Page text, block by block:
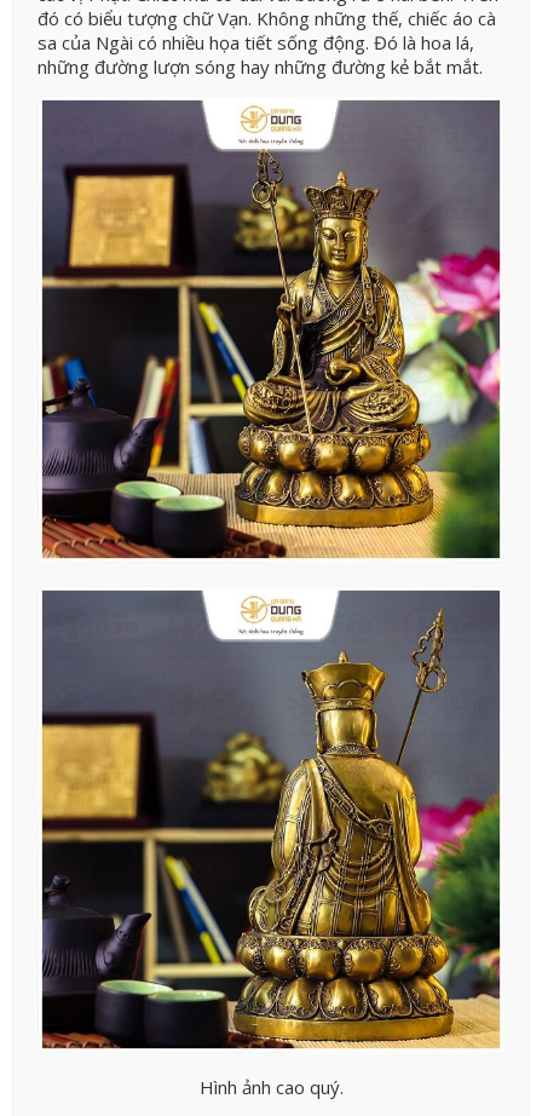
đó có biểu tượng chữ Vạn. Không những thế, chiếc áo cà
sa của Ngài có nhiều họa tiết sống động. Đó là hoa lá,
những đường lượn sóng hay những đường kẻ bắt mắt.
Hình ảnh cao quý.